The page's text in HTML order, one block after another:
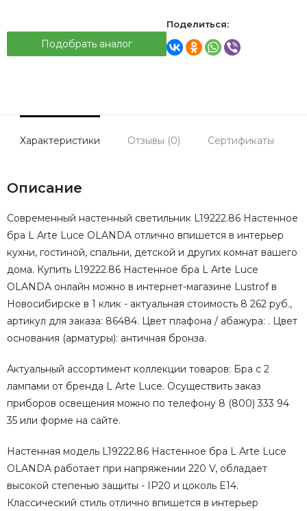
Подобрать аналог
Поделиться:
Характеристики Отзывы (0) Сертификаты
Описание
Современный настенный светильник L19222.86 Настенное
бра L Arte Luce OLANDA отлично впишется в интерьер
кухни, гостиной, спальни, детской и других комнат вашего
дома. Купить L19222.86 Настенное бра L Arte Luce
OLANDA онлайн можно в интернет-магазине Lustrof в
Новосибирске в 1 клик - актуальная стоимость 8 262 руб.,
артикул для заказа: 86484. Цвет плафона / абажура: . Цвет
основания (арматуры): античная бронза.
Актуальный ассортимент коллекции товаров: Бра с 2
лампами от бренда L Arte Luce. Осуществить заказ
приборов освещения можно по телефону 8 (800) 333 94
35 или форме на сайте.
Настенная модель L19222.86 Настенное бра L Arte Luce
OLANDA работает при напряжении 220 V, обладает
высокой степенью защиты - IP20 и цоколь E14.
Классический стиль отлично впишется в интерьер